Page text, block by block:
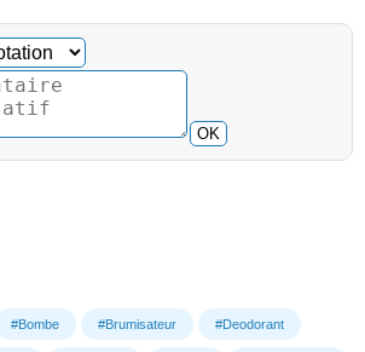
facultatif
OK
#Bombe #Brumisateur #Deodorant